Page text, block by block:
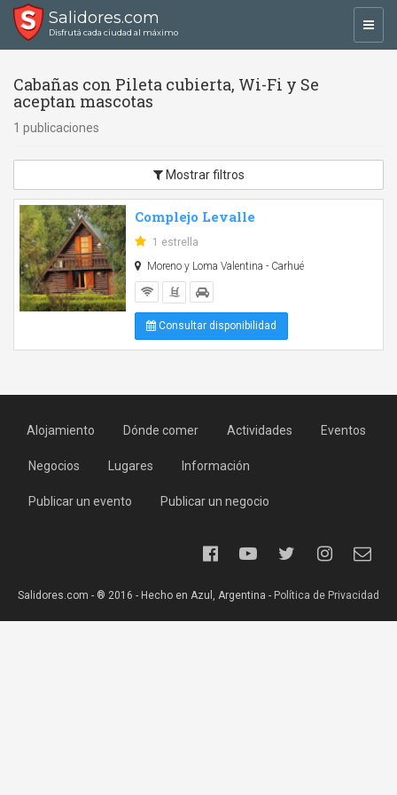
Salidores.com
Disfrutá cada ciudad al máximo
Cabañas con Pileta cubierta, Wi-Fi y Se
aceptan mascotas
1 publicaciones
Mostrar filtros
Complejo Levalle
1 estrella
Moreno y Loma Valentina - Carhué
Consultar disponibilidad
Alojamiento Dónde comer Actividades Eventos
Negocios Lugares Información
Publicar un evento Publicar un negocio
Salidores.com - ® 2016 - Hecho en Azul, Argentina - Política de Privacidad